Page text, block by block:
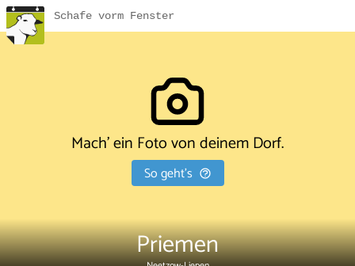
Schafe vorm Fenster
Mach' ein Foto von deinem Dorf.
So geht's
Priemen